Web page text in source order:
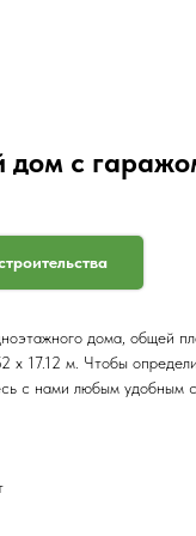
с
дома, общей
x 17.12 м. Чтобы
с нами любым удобным